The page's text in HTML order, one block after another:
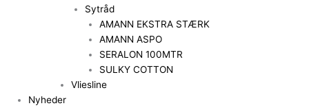
Sytråd
AMANN EKSTRA STÆRK
AMANN ASPO
SERALON 100MTR
SULKY COTTON
Vliesline
Nyheder